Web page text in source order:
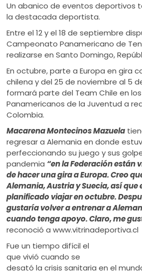
Un abanico de eventos deportivos
la destacada deportista.
Entre el 12 y el 18 de septiembre
Campeonato Panamericano de
realizarse en Santo Domingo,
En octubre, parte a Europa en gira
chilena y del 25 de noviembre al 5
formará parte del Team Chile en
Panamericanos de la Juventud a
Colombia.
Macarena Montecinos Mazuela
regresar a Alemania en donde
perfeccionando su juego y sus
pandemia “en la Federación están
de hacer una gira a Europa. Creo
Alemania, Austria y Suecia, así que
planificado viajar en octubre.
gustaría volver a entrenar a
cuando tenga apoyo. Claro, me
reconoció a www.vitrinadeportiva.cl
Fue un tiempo difícil el
que vivió cuando se
desató la crisis sanitaria en el